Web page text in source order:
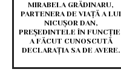
MIRABELA GRĂDINARU,
PARTENERA DE VIAȚĂ A LUI
NICUȘOR DAN,
PREȘEDINTELE ÎN
A FĂCUT CUNOSCUTĂ
DECLARAȚIA SA DE AVERE.